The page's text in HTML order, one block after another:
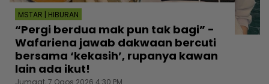
MSTAR | HIBURAN
“Pergi berdua mak pun tak bagi” -
Wafariena jawab dakwaan bercuti
bersama ‘kekasih’, rupanya kawan
lain ada ikut!
Jumaat, 7 Ogos 2026 4:30 PM